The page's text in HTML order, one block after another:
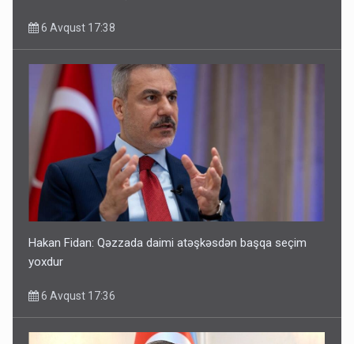
6 Avqust 17:38
Hakan Fidan: Qəzzada daimi atəşkəsdən başqa seçim
yoxdur
6 Avqust 17:36